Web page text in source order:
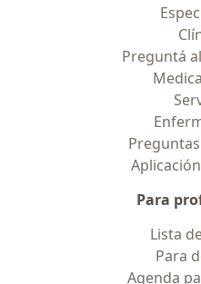
Preguntá
Para
Lista
Para
Agenda